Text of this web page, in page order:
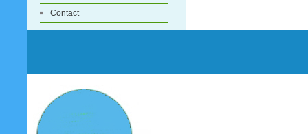
Contact